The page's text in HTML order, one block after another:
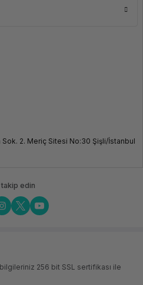
2. Meriç Sitesi No:30 Şişli/İstanbul
takip edin
bilgileriniz 256 bit SSL sertifikası ile